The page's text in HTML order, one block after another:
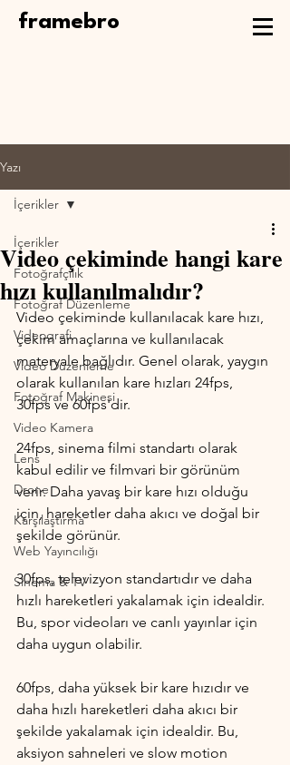
framebro
Yazı
İçerikler
Fotoğrafçılık
Fotoğraf Düzenleme
Videografi
Video Düzenleme
Fotoğraf Makinesi
Video Kamera
Lens
Drone
Karşılaştırma
Web Yayıncılığı
Sinema & TV
İçerikler
Video çekiminde hangi kare
hızı kullanılmalıdır?
Video çekiminde kullanılacak kare hızı,
çekim amaçlarına ve kullanılacak
materyale bağlıdır. Genel olarak, yaygın
olarak kullanılan kare hızları 24fps,
30fps ve 60fps'dir.
24fps, sinema filmi standartı olarak
kabul edilir ve filmvari bir görünüm
verir. Daha yavaş bir kare hızı olduğu
için, hareketler daha akıcı ve doğal bir
şekilde görünür.
30fps, televizyon standartıdır ve daha
hızlı hareketleri yakalamak için idealdir.
Bu, spor videoları ve canlı yayınlar için
daha uygun olabilir.
60fps, daha yüksek bir kare hızıdır ve
daha hızlı hareketleri daha akıcı bir
şekilde yakalamak için idealdir. Bu,
aksiyon sahneleri ve slow motion